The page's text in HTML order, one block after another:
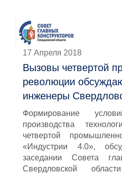
17 Апреля 2018
Вызовы четвертой
революции
инженеры
Формирование
производства
четвертой
«Индустрии 4.0»,
заседании Совета
Свердловской